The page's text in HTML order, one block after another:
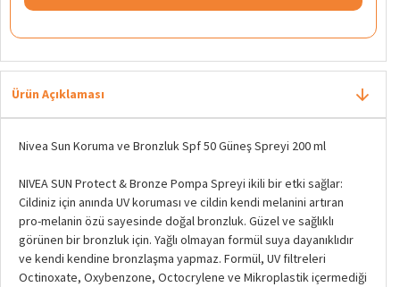
Ürün Açıklaması
Nivea Sun Koruma ve Bronzluk Spf 50 Güneş Spreyi 200 ml
NIVEA SUN Protect & Bronze Pompa Spreyi ikili bir etki sağlar:
Cildiniz için anında UV koruması ve cildin kendi melanini artıran
pro-melanin özü sayesinde doğal bronzluk. Güzel ve sağlıklı
görünen bir bronzluk için. Yağlı olmayan formül suya dayanıklıdır
ve kendi kendine bronzlaşma yapmaz. Formül, UV filtreleri
Octinoxate, Oxybenzone, Octocrylene ve Mikroplastik içermediği